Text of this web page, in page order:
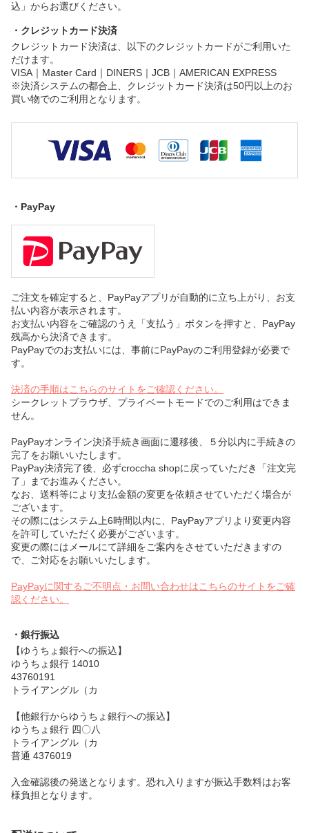
込」からお選びください。
・クレジットカード決済
クレジットカード決済は、以下のクレジットカードがご利用いた
だけます。
VISA｜Master Card｜DINERS｜JCB｜AMERICAN EXPRESS
※決済システムの都合上、クレジットカード決済は50円以上のお
買い物でのご利用となります。
・PayPay
ご注文を確定すると、PayPayアプリが自動的に立ち上がり、お支
払い内容が表示されます。
お支払い内容をご確認のうえ「支払う」ボタンを押すと、PayPay
残高から決済できます。
PayPayでのお支払いには、事前にPayPayのご利用登録が必要で
す。
決済の手順はこちらのサイトをご確認ください。
シークレットブラウザ、プライベートモードでのご利用はできま
せん。
PayPayオンライン決済手続き画面に遷移後、５分以内に手続きの
完了をお願いいたします。
PayPay決済完了後、必ずcroccha shopに戻っていただき「注文完
了」までお進みください。
なお、送料等により支払金額の変更を依頼させていただく場合が
ございます。
その際にはシステム上6時間以内に、PayPayアプリより変更内容
を許可していただく必要がございます。
変更の際にはメールにて詳細をご案内をさせていただきますの
で、ご対応をお願いいたします。
PayPayに関するご不明点・お問い合わせはこちらのサイトをご確
認ください。
・銀行振込
【ゆうちょ銀行への振込】
ゆうちょ銀行 14010
43760191
トライアングル（カ
【他銀行からゆうちょ銀行への振込】
ゆうちょ銀行 四〇八
トライアングル（カ
普通 4376019
入金確認後の発送となります。恐れ入りますが振込手数料はお客
様負担となります。